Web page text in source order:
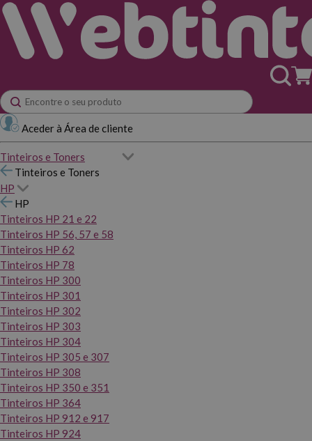
Aceder à Área de cliente
Tinteiros e Toners
Tinteiros e Toners
HP
HP
Tinteiros HP 21 e 22
Tinteiros HP 56, 57 e 58
Tinteiros HP 62
Tinteiros HP 78
Tinteiros HP 300
Tinteiros HP 301
Tinteiros HP 302
Tinteiros HP 303
Tinteiros HP 304
Tinteiros HP 305 e 307
Tinteiros HP 308
Tinteiros HP 350 e 351
Tinteiros HP 364
Tinteiros HP 912 e 917
Tinteiros HP 924